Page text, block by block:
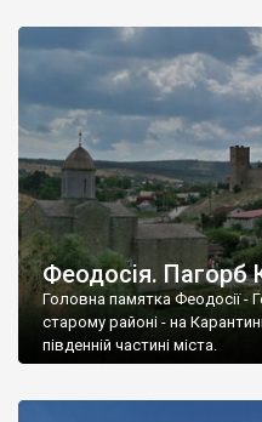
Феодосія. Пагорб
Головна памятка Феодосії -
старому районі - на
південній частині міста.